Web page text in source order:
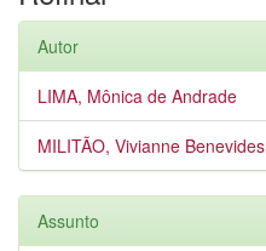
Autor
LIMA, Mônica de Andrade
MILITÃO, Vivianne Benevides
Assunto